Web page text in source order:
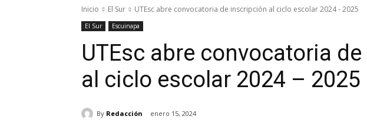
Inicio El Sur UTEsc abre convocatoria de inscripción al ciclo escolar 2024 - 2025
El Sur Escuinapa
UTEsc abre convocatoria
al ciclo escolar 2024 – 2025
By Redacción enero 15, 2024